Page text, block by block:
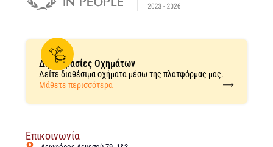
Δημοπρασίες Οχημάτων
Δείτε διαθέσιμα οχήματα μέσω της πλατφόρμας μας.
Μάθετε περισσότερα
Επικοινωνία